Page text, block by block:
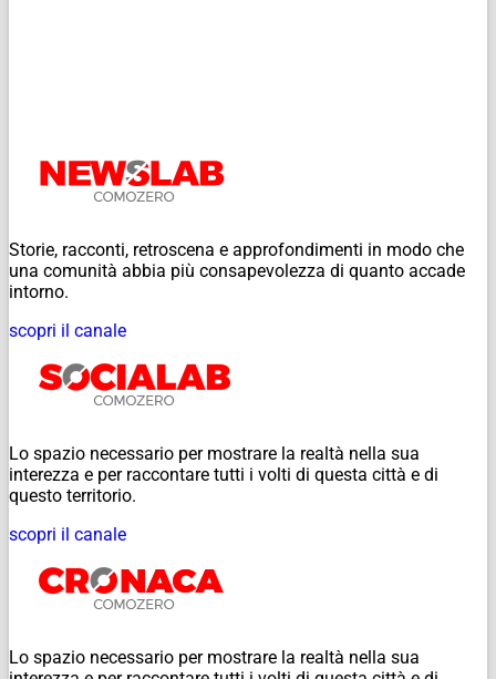
Storie, racconti, retroscena e approfondimenti in modo che
una comunità abbia più consapevolezza di quanto accade
intorno.
scopri il canale
Lo spazio necessario per mostrare la realtà nella sua
interezza e per raccontare tutti i volti di questa città e di
questo territorio.
scopri il canale
Lo spazio necessario per mostrare la realtà nella sua